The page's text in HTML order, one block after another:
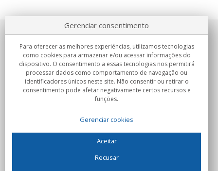
Sobre nosotros
Compromissos
Compras
Gerenciar consentimento
Para oferecer as melhores experiências, utilizamos tecnologias
como cookies para armazenar e/ou acessar informações do
dispositivo. O consentimento a essas tecnologias nos permitirá
processar dados como comportamento de navegação ou
identificadores únicos neste site. Não consentir ou retirar o
consentimento pode afetar negativamente certos recursos e
funções.
Gerenciar cookies
Aceitar
Recusar